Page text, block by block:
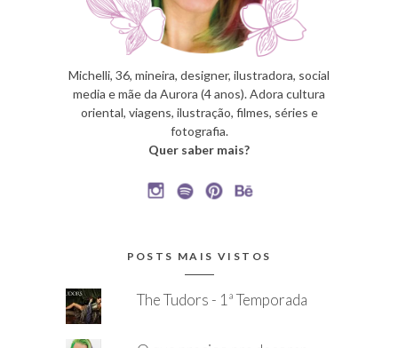
Michelli, 36, mineira, designer, ilustradora, social
media e mãe da Aurora (4 anos). Adora cultura
oriental, viagens, ilustração, filmes, séries e
fotografia.
Quer saber mais?
POSTS MAIS VISTOS
The Tudors - 1ª Temporada